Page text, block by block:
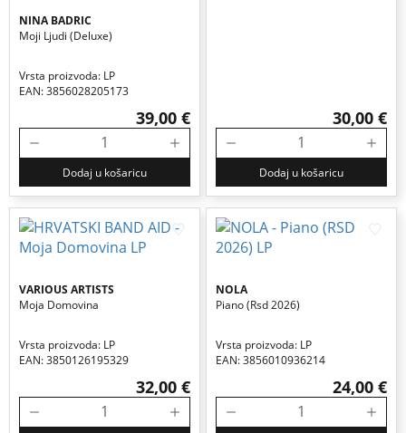
NINA BADRIC
Moji Ljudi (deluxe)
Vrsta proizvoda: LP
EAN: 3856028205173
39,00 €
Dodaj u košaricu
30,00 €
Dodaj u košaricu
VARIOUS ARTISTS
Moja Domovina
Vrsta proizvoda: LP
EAN: 3850126195329
32,00 €
NOLA
Piano (rsd 2026)
Vrsta proizvoda: LP
EAN: 3856010936214
24,00 €